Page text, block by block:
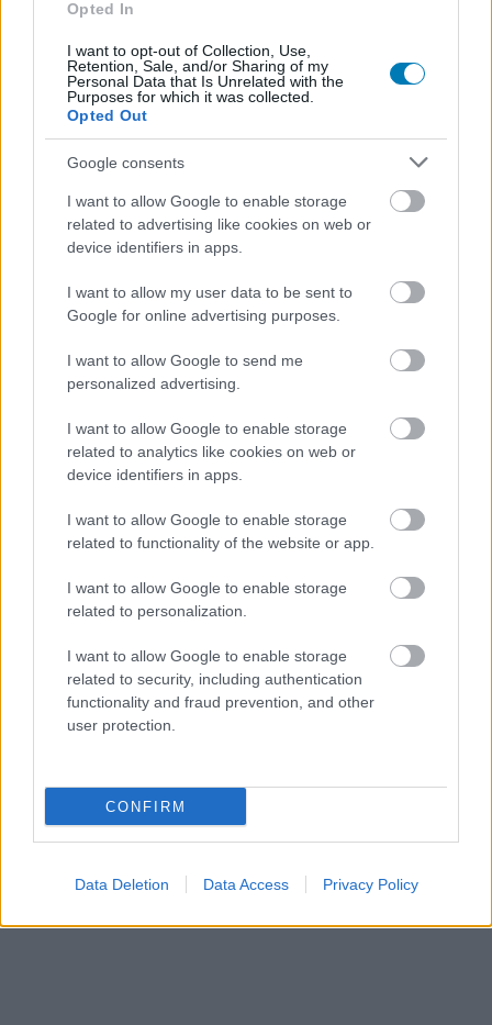
Opted In
I want to opt-out of Collection, Use,
Retention, Sale, and/or Sharing of my
Personal Data that Is Unrelated with the
Purposes for which it was collected.
Opted Out
Google consents
I want to allow Google to enable storage
related to advertising like cookies on web or
device identifiers in apps.
I want to allow my user data to be sent to
Google for online advertising purposes.
I want to allow Google to send me
personalized advertising.
I want to allow Google to enable storage
related to analytics like cookies on web or
device identifiers in apps.
I want to allow Google to enable storage
related to functionality of the website or app.
I want to allow Google to enable storage
related to personalization.
I want to allow Google to enable storage
related to security, including authentication
functionality and fraud prevention, and other
user protection.
CONFIRM
Data Deletion Data Access Privacy Policy
rebootolhatnám az életem, komolyan elgondolkodnék
egy mechpilóta karrieren.
Ti mivel játszotok ezen a hétvégén?
SMASH by Meló-Diák: Homok, zene és a nyár legjobb
hangulata – Jön a második forduló! (X)
Július végén folytatódik a balatoni strandröplabda-
sorozat.
Címkék: #gamestar játékajánló